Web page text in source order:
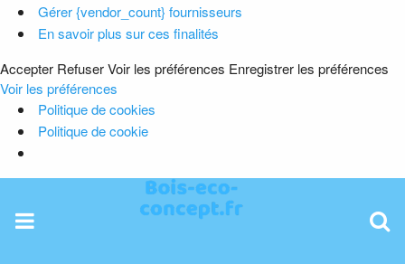
Gérer {vendor_count} fournisseurs
En savoir plus sur ces finalités
Accepter RefuserVoir les préférences Enregistrer les préférences
Voir les préférences
Politique de cookies
Politique de cookie
content